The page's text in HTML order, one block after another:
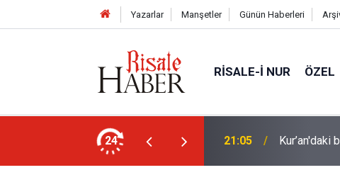
Yazarlar Manşetler Günün Haberleri
RISALE-I NUR ÖZEL
24
ev sahipliği yapıyor 21:05 Kur’an'daki